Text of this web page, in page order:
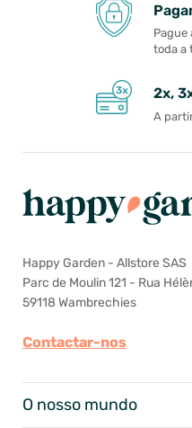
Pague
toda a
2x,
A
Happy Garden - Allstore SAS
Parc de Moulin 121 - Rua
59118 Wambrechies
Contactar-nos
O nosso mundo